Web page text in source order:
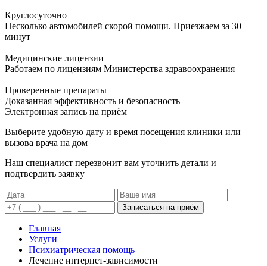
Круглосуточно
Несколько автомобилей скорой помощи. Приезжаем за 30
минут
Медицинские лицензии
Работаем по лицензиям Министерства здравоохранения
Проверенные препараты
Доказанная эффективность и безопасность
Электронная запись на приём
Выберите удобную дату и время посещения клиники или
вызова врача на дом
Наш специалист перезвонит вам уточнить детали и
подтвердить заявку
Записаться на приём
Главная
Услуги
Психиатрическая помощь
Лечение интернет-зависимости